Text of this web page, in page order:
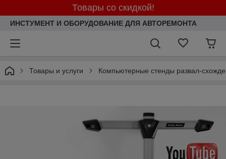
Товары со скидкой!
ИНСТУМЕНТ И ОБОРУДОВАНИЕ ДЛЯ АВТОРЕМОНТА
Товары и услуги Компьютерные стенды развал-